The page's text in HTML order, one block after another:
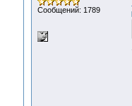
Сообщений: 1789